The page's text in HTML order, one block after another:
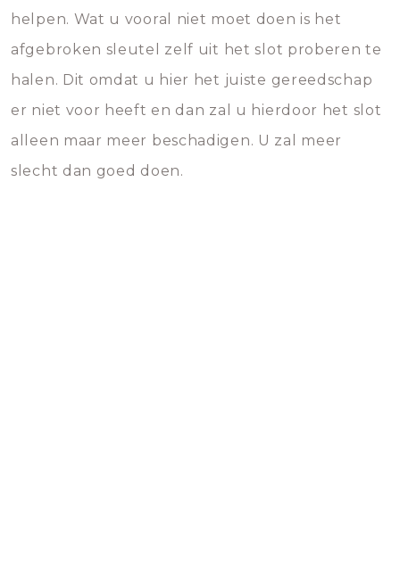
helpen. Wat u vooral niet moet doen is het
afgebroken sleutel zelf uit het slot proberen te
halen. Dit omdat u hier het juiste gereedschap
er niet voor heeft en dan zal u hierdoor het slot
alleen maar meer beschadigen. U zal meer
slecht dan goed doen.